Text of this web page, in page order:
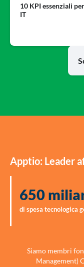
10 KPI essenziali
IT
Apptio: Leader
650
di spesa tecnologica
Siamo membri
Management)